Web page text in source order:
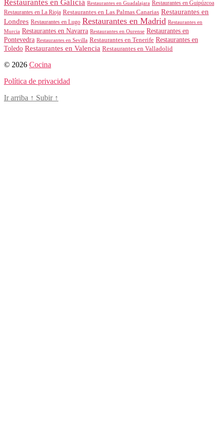
Restaurantes en Galicia Restaurantes en Guadalajara Restaurantes en Guipúzcoa
Restaurantes en La Rioja Restaurantes en Las Palmas Canarias Restaurantes en
Londres Restaurantes en Lugo Restaurantes en Madrid Restaurantes en
Murcia Restaurantes en Navarra Restaurantes en Ourense Restaurantes en
Pontevedra Restaurantes en Sevilla Restaurantes en Tenerife Restaurantes en
Toledo Restaurantes en Valencia Restaurantes en Valladolid
© 2026 Cocina
Política de privacidad
Ir arriba ↑ Subir ↑